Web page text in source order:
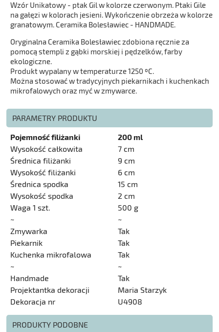
Wzór Unikatowy - ptak Gil w kolorze czerwonym. Ptaki Gile
na gałęzi w kolorach jesieni. Wykończenie obrzeża w kolorze
granatowym. Ceramika Bolesławiec - HANDMADE.
Oryginalna Ceramika Bolesławiec zdobiona ręcznie za
pomocą stempli z gąbki morskiej i pędzelków, farby
ekologiczne.
Produkt wypalany w temperaturze 1250 ºC.
Można stosować w tradycyjnych piekarnikach i kuchenkach
mikrofalowych oraz myć w zmywarce.
PARAMETRY PRODUKTU
Pojemność filiżanki
200 ml
Wysokość całkowita
7 cm
Średnica filiżanki
9 cm
Wysokość filiżanki
6 cm
Średnica spodka
15 cm
Wysokość spodka
2 cm
Waga 1 szt.
500 g
~
~
Zmywarka
Tak
Piekarnik
Tak
Kuchenka mikrofalowa
Tak
~
~
Handmade
Tak
Projektantka dekoracji
Maria Starzyk
Dekoracja nr
U4908
PRODUKTY PODOBNE